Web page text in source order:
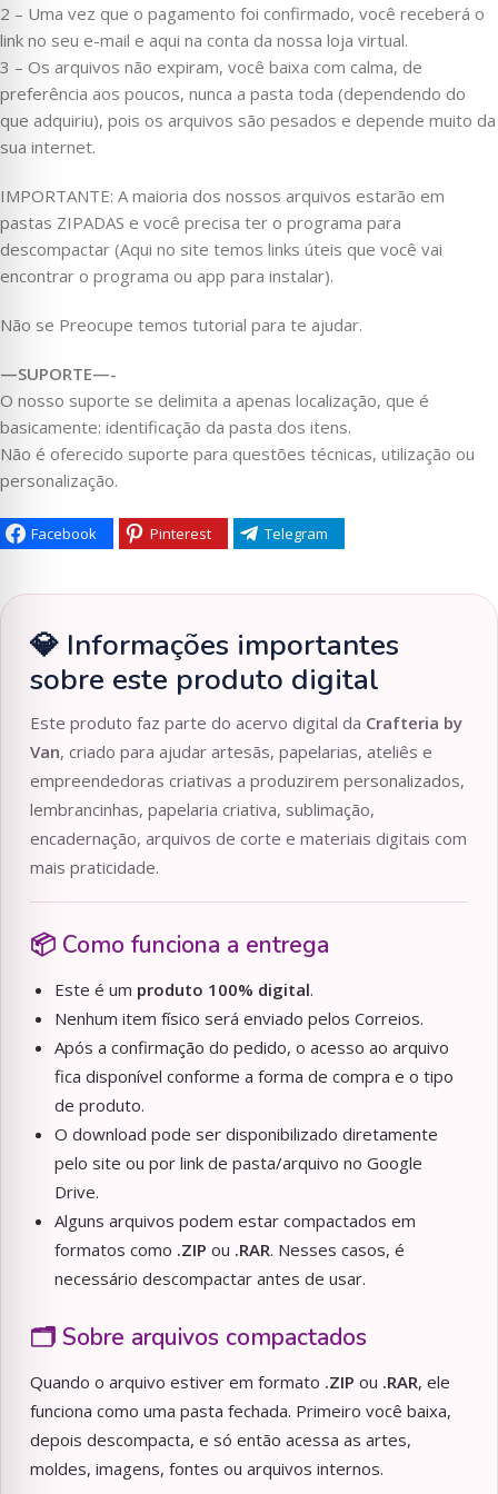
2 – Uma vez que o pagamento foi confirmado, você receberá o
link no seu e-mail e aqui na conta da nossa loja virtual.
3 – Os arquivos não expiram, você baixa com calma, de
preferência aos poucos, nunca a pasta toda (dependendo do
que adquiriu), pois os arquivos são pesados e depende muito da
sua internet.
IMPORTANTE: A maioria dos nossos arquivos estarão em
pastas ZIPADAS e você precisa ter o programa para
descompactar (Aqui no site temos links úteis que você vai
encontrar o programa ou app para instalar).
Não se Preocupe temos tutorial para te ajudar.
—SUPORTE—-
O nosso suporte se delimita a apenas localização, que é
basicamente: identificação da pasta dos itens.
Não é oferecido suporte para questões técnicas, utilização ou
personalização.
Facebook Pinterest Telegram
💎 Informações importantes
sobre este produto digital
Este produto faz parte do acervo digital da Crafteria by
Van, criado para ajudar artesãs, papelarias, ateliês e
empreendedoras criativas a produzirem personalizados,
lembrancinhas, papelaria criativa, sublimação,
encadernação, arquivos de corte e materiais digitais com
mais praticidade.
📦 Como funciona a entrega
Este é um produto 100% digital.
Nenhum item físico será enviado pelos Correios.
Após a confirmação do pedido, o acesso ao arquivo
fica disponível conforme a forma de compra e o tipo
de produto.
O download pode ser disponibilizado diretamente
pelo site ou por link de pasta/arquivo no Google
Drive.
Alguns arquivos podem estar compactados em
formatos como .ZIP ou .RAR. Nesses casos, é
necessário descompactar antes de usar.
🗂️ Sobre arquivos compactados
Quando o arquivo estiver em formato .ZIP ou .RAR, ele
funciona como uma pasta fechada. Primeiro você baixa,
depois descompacta, e só então acessa as artes,
moldes, imagens, fontes ou arquivos internos.